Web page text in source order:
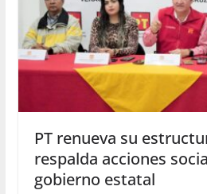
PT renueva su
respalda acciones
gobierno estatal